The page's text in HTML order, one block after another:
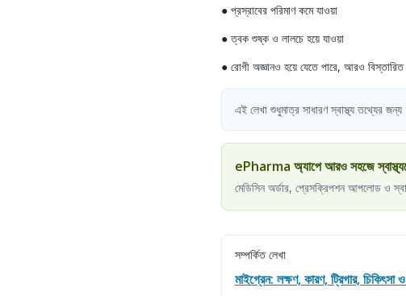
● প্রস্রাবের পরিমাণ কমে যাওয়া
● ত্বক শুষ্ক ও লালচে হয়ে যাওয়া
● রোগী অজ্ঞানও হয়ে যেতে পারে, আরও বিস্তারিত
এই লেখা শুধুমাত্র সাধারণ স্বাস্থ্য তথ্যের
ePharma অ্যাপে আরও সহজে
মেডিসিন অর্ডার, প্রেসক্রিপশন আপলোড ও
সম্পর্কিত লেখা
মাইগ্রেন: লক্ষণ, কারণ, ট্রিগার, চিকিৎসা